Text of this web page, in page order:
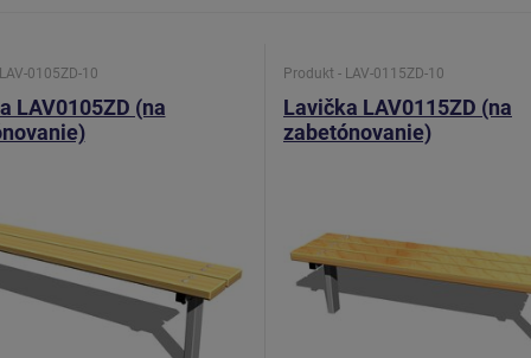
0105ZD-10
LAV0105ZD (na
Produkt - LAV-0115ZD-10
Lavička LAV0115ZD (na
zabetónovanie)